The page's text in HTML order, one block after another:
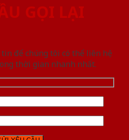
GỌI LẠI
để chúng tôi có thể liên hệ
thời gian nhanh nhất.